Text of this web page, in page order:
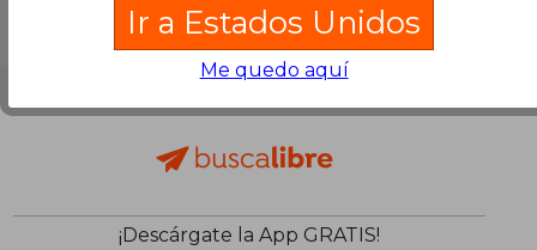
¡Descárgate la App GRATIS!
Ir a Estados Unidos
Me quedo aquí